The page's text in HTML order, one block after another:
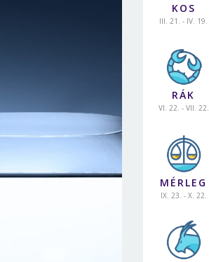
KOS
III. 21. - IV. 19.
RÁK
VI. 22. - VII. 22.
MÉRLEG
IX. 23. - X. 22.